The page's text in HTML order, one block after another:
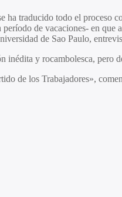
traducido todo el
de vacaciones- en
de Sao Paulo,
inédita y rocambolesca, pero
de los Trabajadores»,